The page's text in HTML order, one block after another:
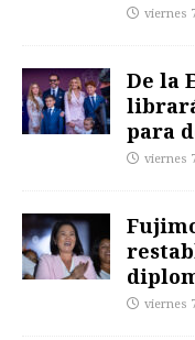
viernes
De la
para
viernes
viernes